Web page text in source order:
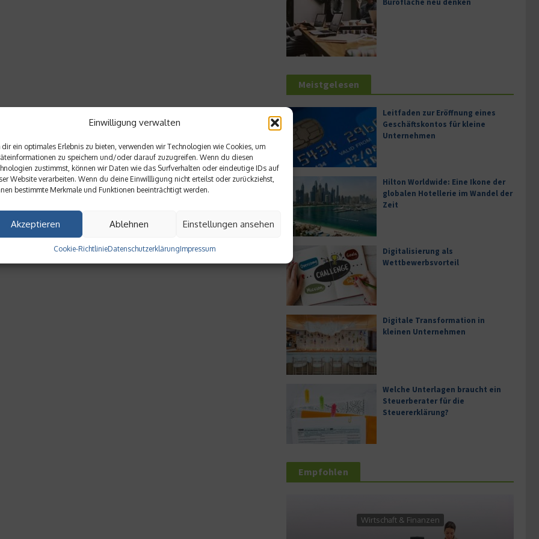
Einwilligung verwalten
dir ein optimales Erlebnis zu bieten, verwenden wir Technologien wie Cookies, um
zu speichern und/oder darauf zuzugreifen. Wenn du diesen
zustimmst, können wir Daten wie das Surfverhalten oder eindeutige IDs auf
Website verarbeiten. Wenn du deine Einwillligung nicht erteilst oder zurückziehst,
bestimmte Merkmale und Funktionen beeinträchtigt werden.
Akzeptieren Ablehnen Einstellungen ansehen
Cookie-RichtlinieDatenschutzerklärungImpressum
Bürofläche neu denken
Meistgelesen
Leitfaden zur Eröffnung eines
Geschäftskontos für kleine
Unternehmen
Hilton Worldwide: Eine Ikone der
globalen Hotellerie im Wandel der
Zeit
Digitalisierung als
Wettbewerbsvorteil
Digitale Transformation in
kleinen Unternehmen
Welche Unterlagen braucht ein
Steuerberater für die
Steuererklärung?
Empfohlen
Wirtschaft & Finanzen